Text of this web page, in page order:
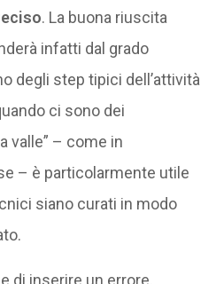
. La buona riuscita
infatti dal grado
degli step tipici dell’attività
ci sono dei
valle” – come in
– è particolarmente utile
siano curati in modo
di inserire un errore,